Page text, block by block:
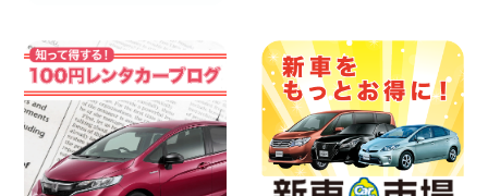
格・安!!!夏休みパックのご案内です^^ 東
京都 町田根岸店
100円レンタカー 町田根岸
2026年08月08日
「お得」お盆限定特別料金!! 兵庫県 神戸
西区枝吉店
100円レンタカー 神戸西区枝吉
2026年08月08日